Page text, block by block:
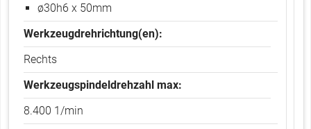
ø30h6 x 50mm
Werkzeugdrehrichtung(en):
Rechts
Werkzeugspindeldrehzahl max:
8.400 1/min